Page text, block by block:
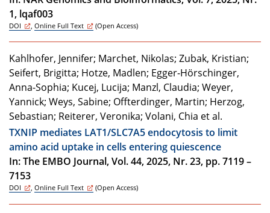
1, lqaf003
DOI , Online Full Text (Open Access)
Kahlhofer, Jennifer; Marchet, Nikolas; Zubak, Kristian;
Seifert, Brigitta; Hotze, Madlen; Egger-Hörschinger,
Anna-Sophia; Kucej, Lucija; Manzl, Claudia; Weyer,
Yannick; Weys, Sabine; Offterdinger, Martin; Herzog,
Sebastian; Reiterer, Veronika; Volani, Chia et al.
TXNIP mediates LAT1/SLC7A5 endocytosis to limit
amino acid uptake in cells entering quiescence
In: The EMBO Journal, Vol. 44, 2025, Nr. 23, pp. 7119 –
7153
DOI , Online Full Text (Open Access)